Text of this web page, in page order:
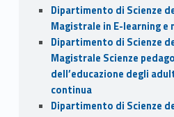
Dipartimento di Scienze
Magistrale in E-learning e
Dipartimento di Scienze
Magistrale Scienze
dell’educazione degli
continua
Dipartimento di Scienze